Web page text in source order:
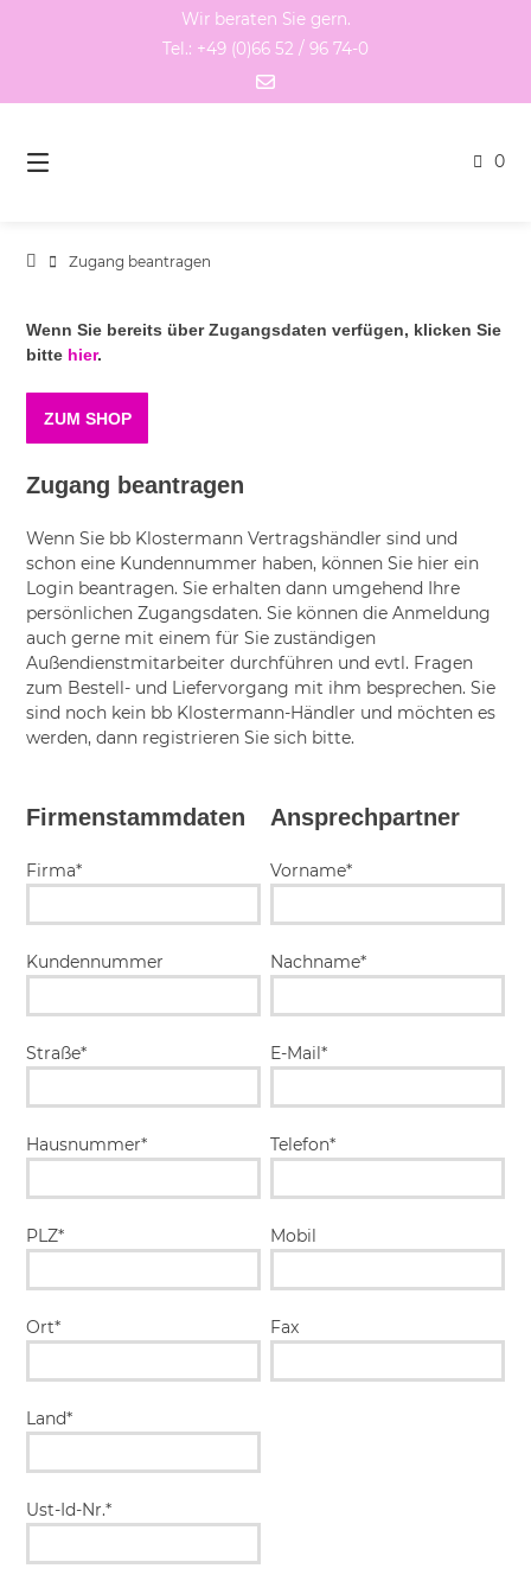
Wir beraten Sie gern.
Tel.: +49 (0)66 52 / 96 74-0
0
Zugang beantragen
Wenn Sie bereits über Zugangsdaten verfügen, klicken Sie
bitte hier.
ZUM SHOP
Zugang beantragen
Wenn Sie bb Klostermann Vertragshändler sind und
schon eine Kundennummer haben, können Sie hier ein
Login beantragen. Sie erhalten dann umgehend Ihre
persönlichen Zugangsdaten. Sie können die Anmeldung
auch gerne mit einem für Sie zuständigen
Außendienstmitarbeiter durchführen und evtl. Fragen
zum Bestell- und Liefervorgang mit ihm besprechen. Sie
sind noch kein bb Klostermann-Händler und möchten es
werden, dann registrieren Sie sich bitte.
Firmenstammdaten
Firma*
Kundennummer
Straße*
Hausnummer*
PLZ*
Ort*
Land*
Ust-Id-Nr.*
Ansprechpartner
Vorname*
Nachname*
E-Mail*
Telefon*
Mobil
Fax